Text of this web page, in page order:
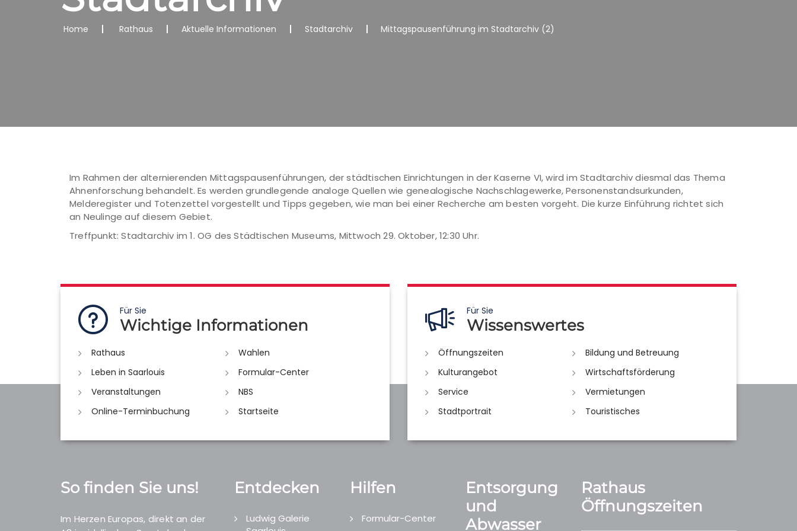
Home Rathaus Aktuelle Informationen Stadtarchiv Mittagspausenführung im Stadtarchiv (2)
Im Rahmen der alternierenden Mittagspausenführungen, der städtischen Einrichtungen in der Kaserne VI, wird im Stadtarchiv diesmal das Thema
Ahnenforschung behandelt. Es werden grundlegende analoge Quellen wie genealogische Nachschlagewerke, Personenstandsurkunden,
Melderegister und Totenzettel vorgestellt und Tipps gegeben, wie man bei einer Recherche am besten vorgeht. Die kurze Einführung richtet sich
an Neulinge auf diesem Gebiet.
Treffpunkt: Stadtarchiv im 1. OG des Städtischen Museums, Mittwoch 29. Oktober, 12:30 Uhr.
Für Sie
Wichtige Informationen
Rathaus
Wahlen
Leben in Saarlouis
Formular-Center
Veranstaltungen
NBS
Online-Terminbuchung
Startseite
Für Sie
Wissenswertes
Öffnungszeiten
Bildung und Betreuung
Kulturangebot
Wirtschaftsförderung
Service
Vermietungen
Stadtportrait
Touristisches
So finden Sie uns!
Im Herzen Europas, direkt an der
Entdecken
Ludwig Galerie
Hilfen
Formular-Center
Entsorgung
und
Abwasser
Rathaus
Öffnungszeiten